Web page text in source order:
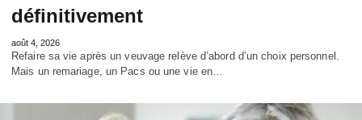
définitivement
août 4, 2026
Refaire sa vie après un veuvage relève d’abord d’un choix personnel.
Mais un remariage, un Pacs ou une vie en…